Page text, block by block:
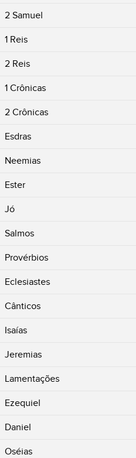
2 Samuel
1 Reis
2 Reis
1 Crônicas
2 Crônicas
Esdras
Neemias
Ester
Jó
Salmos
Provérbios
Eclesiastes
Cânticos
Isaías
Jeremias
Lamentações
Ezequiel
Daniel
Oséias